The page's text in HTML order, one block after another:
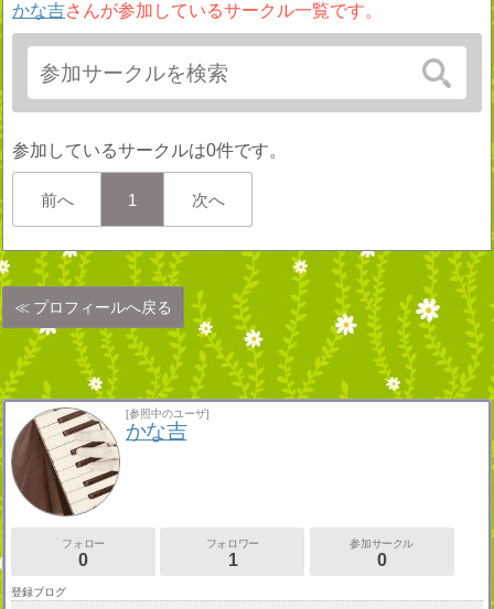
かな吉さんが参加しているサークル一覧です。
参加しているサークルは0件です。
前へ 1 次へ
プロフィールへ戻る
[参照中のユーザ]
かな吉
フォロー
0
フォロワー
1
参加サークル
0
登録ブログ